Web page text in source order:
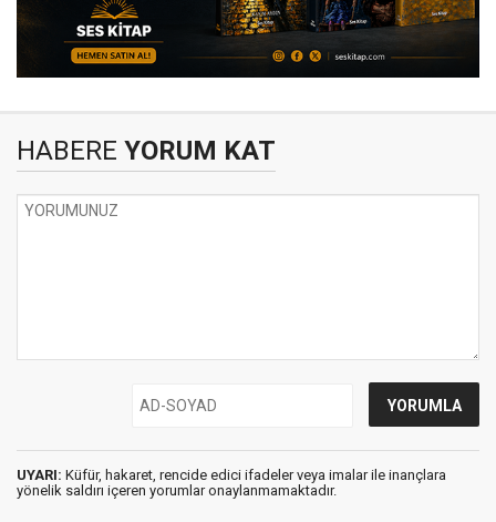
HABERE YORUM KAT
UYARI: Küfür, hakaret, rencide edici ifadeler veya imalar ile inançlara
yönelik saldırı içeren yorumlar onaylanmamaktadır.